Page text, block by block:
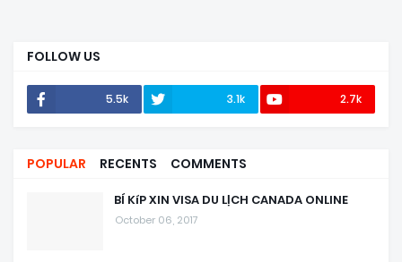
FOLLOW US
5.5k 3.1k 2.7k
POPULAR RECENTS COMMENTS
BÍ KíP XIN VISA DU LỊCH CANADA ONLINE
October 06, 2017